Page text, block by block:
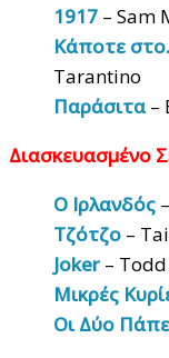
1917 – Sam
Κάποτε
Tarantino
Παράσιτα –
Διασκευασμένο
Ο Ιρλανδός
Τζότζο –
Joker –
Μικρές
Οι Δύο